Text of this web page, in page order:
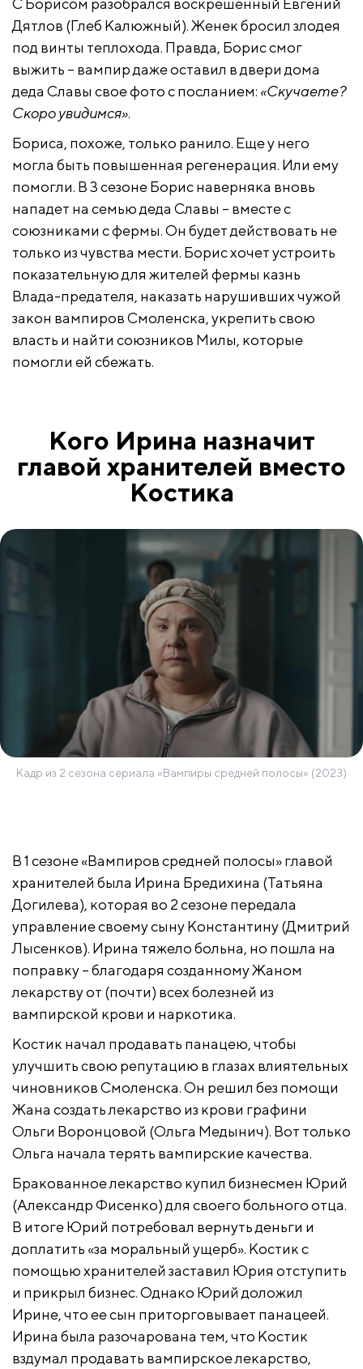
С Борисом разобрался воскрешенный Евгений
Дятлов (Глеб Калюжный). Женек бросил злодея
под винты теплохода. Правда, Борис смог
выжить – вампир даже оставил в двери дома
деда Славы свое фото с посланием: «Скучаете?
Скоро увидимся».
Бориса, похоже, только ранило. Еще у него
могла быть повышенная регенерация. Или ему
помогли. В 3 сезоне Борис наверняка вновь
нападет на семью деда Славы – вместе с
союзниками с фермы. Он будет действовать не
только из чувства мести. Борис хочет устроить
показательную для жителей фермы казнь
Влада-предателя, наказать нарушивших чужой
закон вампиров Смоленска, укрепить свою
власть и найти союзников Милы, которые
помогли ей сбежать.
Кого Ирина назначит
главой хранителей вместо
Костика
Кадр из 2 сезона сериала «Вампиры средней полосы» (2023)
В 1 сезоне «Вампиров средней полосы» главой
хранителей была Ирина Бредихина (Татьяна
Догилева), которая во 2 сезоне передала
управление своему сыну Константину (Дмитрий
Лысенков). Ирина тяжело больна, но пошла на
поправку – благодаря созданному Жаном
лекарству от (почти) всех болезней из
вампирской крови и наркотика.
Костик начал продавать панацею, чтобы
улучшить свою репутацию в глазах влиятельных
чиновников Смоленска. Он решил без помощи
Жана создать лекарство из крови графини
Ольги Воронцовой (Ольга Медынич). Вот только
Ольга начала терять вампирские качества.
Бракованное лекарство купил бизнесмен Юрий
(Александр Фисенко) для своего больного отца.
В итоге Юрий потребовал вернуть деньги и
доплатить «за моральный ущерб». Костик с
помощью хранителей заставил Юрия отступить
и прикрыл бизнес. Однако Юрий доложил
Ирине, что ее сын приторговывает панацеей.
Ирина была разочарована тем, что Костик
вздумал продавать вампирское лекарство,